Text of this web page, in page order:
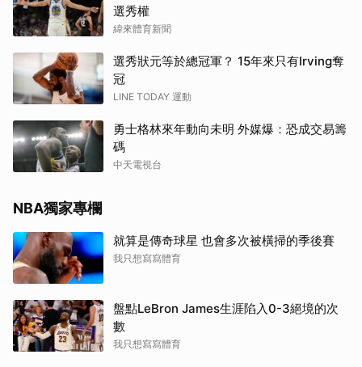
選秀權
緯來體育新聞
選秀狀元等於總冠軍？ 15年來只有Irving奪
冠
LINE TODAY 運動
勇士格林來年動向未明 外媒爆：恐成交易籌
碼
中天電視台
NBA獨家專欄
就算是傳奇球星 也會多次被橫掃的季後賽
我只想寫寫體育
盤點LeBron James生涯陷入0-3絕境的次
數
我只想寫寫體育